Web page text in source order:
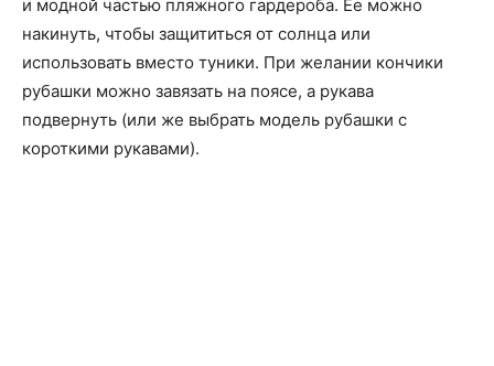
и модной частью пляжного гардероба. Ее можно
накинуть, чтобы защититься от солнца или
использовать вместо туники. При желании кончики
рубашки можно завязать на поясе, а рукава
подвернуть (или же выбрать модель рубашки с
короткими рукавами).